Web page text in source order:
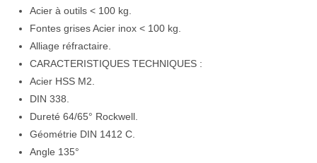
Acier à outils < 100 kg.
Fontes grises Acier inox < 100 kg.
Alliage réfractaire.
CARACTERISTIQUES TECHNIQUES :
Acier HSS M2.
DIN 338.
Dureté 64/65° Rockwell.
Géométrie DIN 1412 C.
Angle 135°